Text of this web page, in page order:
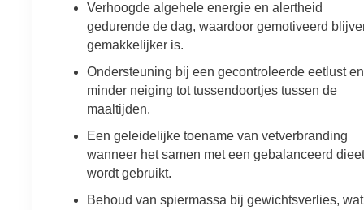
Verhoogde algehele energie en alertheid
gedurende de dag, waardoor gemotiveerd
gemakkelijker is.
Ondersteuning bij een gecontroleerde eetlust en
minder neiging tot tussendoortjes tussen de
maaltijden.
Een geleidelijke toename van vetverbranding
wanneer het samen met een gebalanceerd dieet
wordt gebruikt.
Behoud van spiermassa bij gewichtsverlies, wat